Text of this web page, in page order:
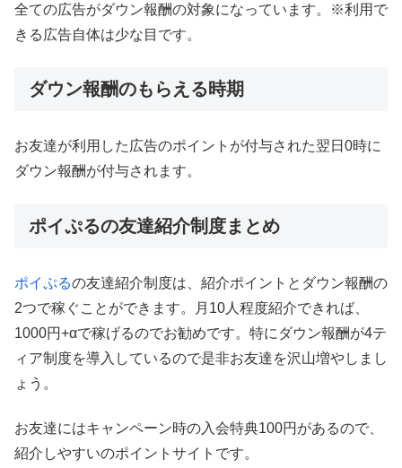
全ての広告がダウン報酬の対象になっています。※利用で
きる広告自体は少な目です。
ダウン報酬のもらえる時期
お友達が利用した広告のポイントが付与された翌日0時に
ダウン報酬が付与されます。
ポイぷるの友達紹介制度まとめ
ポイぷるの友達紹介制度は、紹介ポイントとダウン報酬の
2つで稼ぐことができます。月10人程度紹介できれば、
1000円+αで稼げるのでお勧めです。特にダウン報酬が4テ
ィア制度を導入しているので是非お友達を沢山増やしまし
ょう。
お友達にはキャンペーン時の入会特典100円があるので、
紹介しやすいのポイントサイトです。